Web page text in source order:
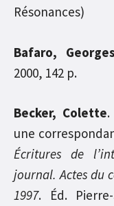
Résonances)
Bafaro, Georges
2000, 142 p.
Becker, Colette
une
Écritures de
journal. Actes du
1997. Éd.